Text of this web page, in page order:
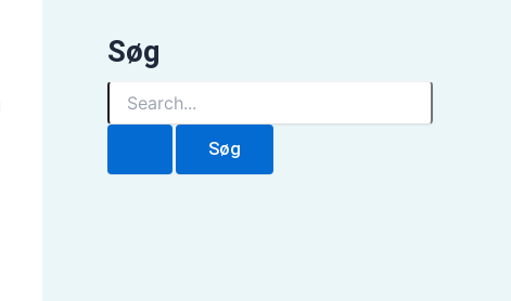
Søg
f